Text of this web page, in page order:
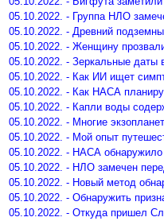
05.10.2022. - Группа НЛО
05.10.2022. - Древний
05.10.2022. - Женщину
05.10.2022. - Зеркальные даты
05.10.2022. - Как ИИ ищет
05.10.2022. - Как НАСА
05.10.2022. - Капли воды
05.10.2022. - Многие
05.10.2022. - Мой опыт
05.10.2022. - НАСА
05.10.2022. - НЛО замечен
05.10.2022. - Новый метод
05.10.2022. - Обнаружить
05.10.2022. - Откуда пришел